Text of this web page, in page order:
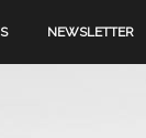
NEWSLETTER